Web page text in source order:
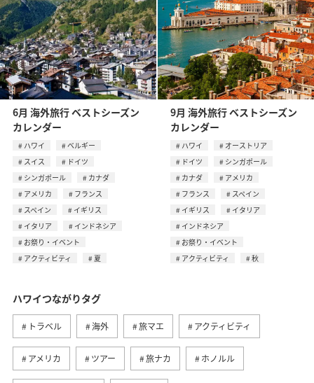
6月 海外旅行 ベストシーズン
カレンダー
ハワイ
ベルギー
スイス
ドイツ
シンガポール
カナダ
アメリカ
フランス
スペイン
イギリス
イタリア
インドネシア
お祭り・イベント
アクティビティ
夏
9月 海外旅行 ベストシーズン
カレンダー
ハワイ
オーストリア
ドイツ
シンガポール
カナダ
アメリカ
フランス
スペイン
イギリス
イタリア
インドネシア
お祭り・イベント
アクティビティ
秋
ハワイつながりタグ
トラベル 海外 旅マエ アクティビティ
アメリカ ツアー 旅ナカ ホノルル